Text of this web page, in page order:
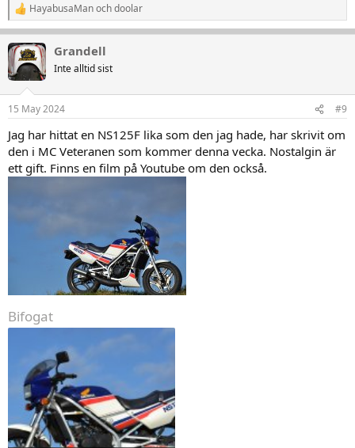
R
e
a
k
t
i
e
:
HayabusaManochdoolar
Grandell
Inte alltid sist
15 May 2024 #9
Jag har hittat en NS125F lika som den jag hade, har skrivit om
den i MC Veteranen som kommer denna vecka. Nostalgin är
ett gift. Finns en film på Youtube om den också.
Bifogat